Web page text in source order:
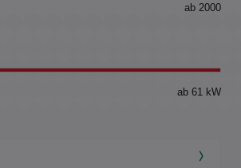
ab 2000
ab 61 kW